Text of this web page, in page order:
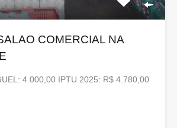
COMERCIAL NA
4.000,00 IPTU 2025: R$ 4.780,00